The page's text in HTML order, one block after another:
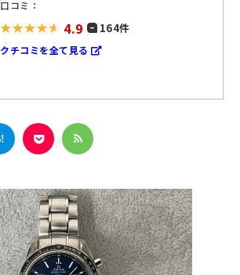
口コミ：
4.9 164件
クチコミを全て見る